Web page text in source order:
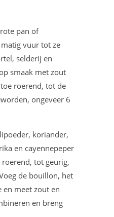
pan of
vuur tot ze
selderij en
smaak met zout
roerend, tot de
ongeveer 6
koriander,
en cayennepeper
tot geurig,
de bouillon, het
meet zout en
en breng